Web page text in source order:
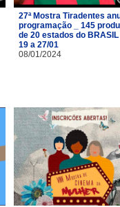
27ª Mostra Tiradentes
programação _ 145
de 20 estados do BRASIL
19 a 27/01
08/01/2024